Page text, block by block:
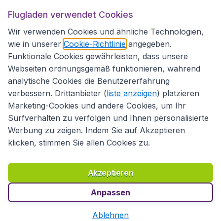
Flugladen.at
Internationale Webseiten
Richtlinien und Bedingungen
Haftungsausschluss
Datenschutzerklärung
Cookies Copyright © 2026
Flugladen verwendet Cookies
Wir verwenden Cookies und ähnliche Technologien,
wie in unserer Cookie-Richtlinie angegeben.
Funktionale Cookies gewährleisten, dass unsere
Webseiten ordnungsgemäß funktionieren, während
analytische Cookies die Benutzererfahrung
verbessern. Drittanbieter (liste anzeigen) platzieren
Marketing-Cookies und andere Cookies, um Ihr
Surfverhalten zu verfolgen und Ihnen personalisierte
Werbung zu zeigen. Indem Sie auf Akzeptieren
klicken, stimmen Sie allen Cookies zu.
Akzeptieren
Anpassen
Ablehnen